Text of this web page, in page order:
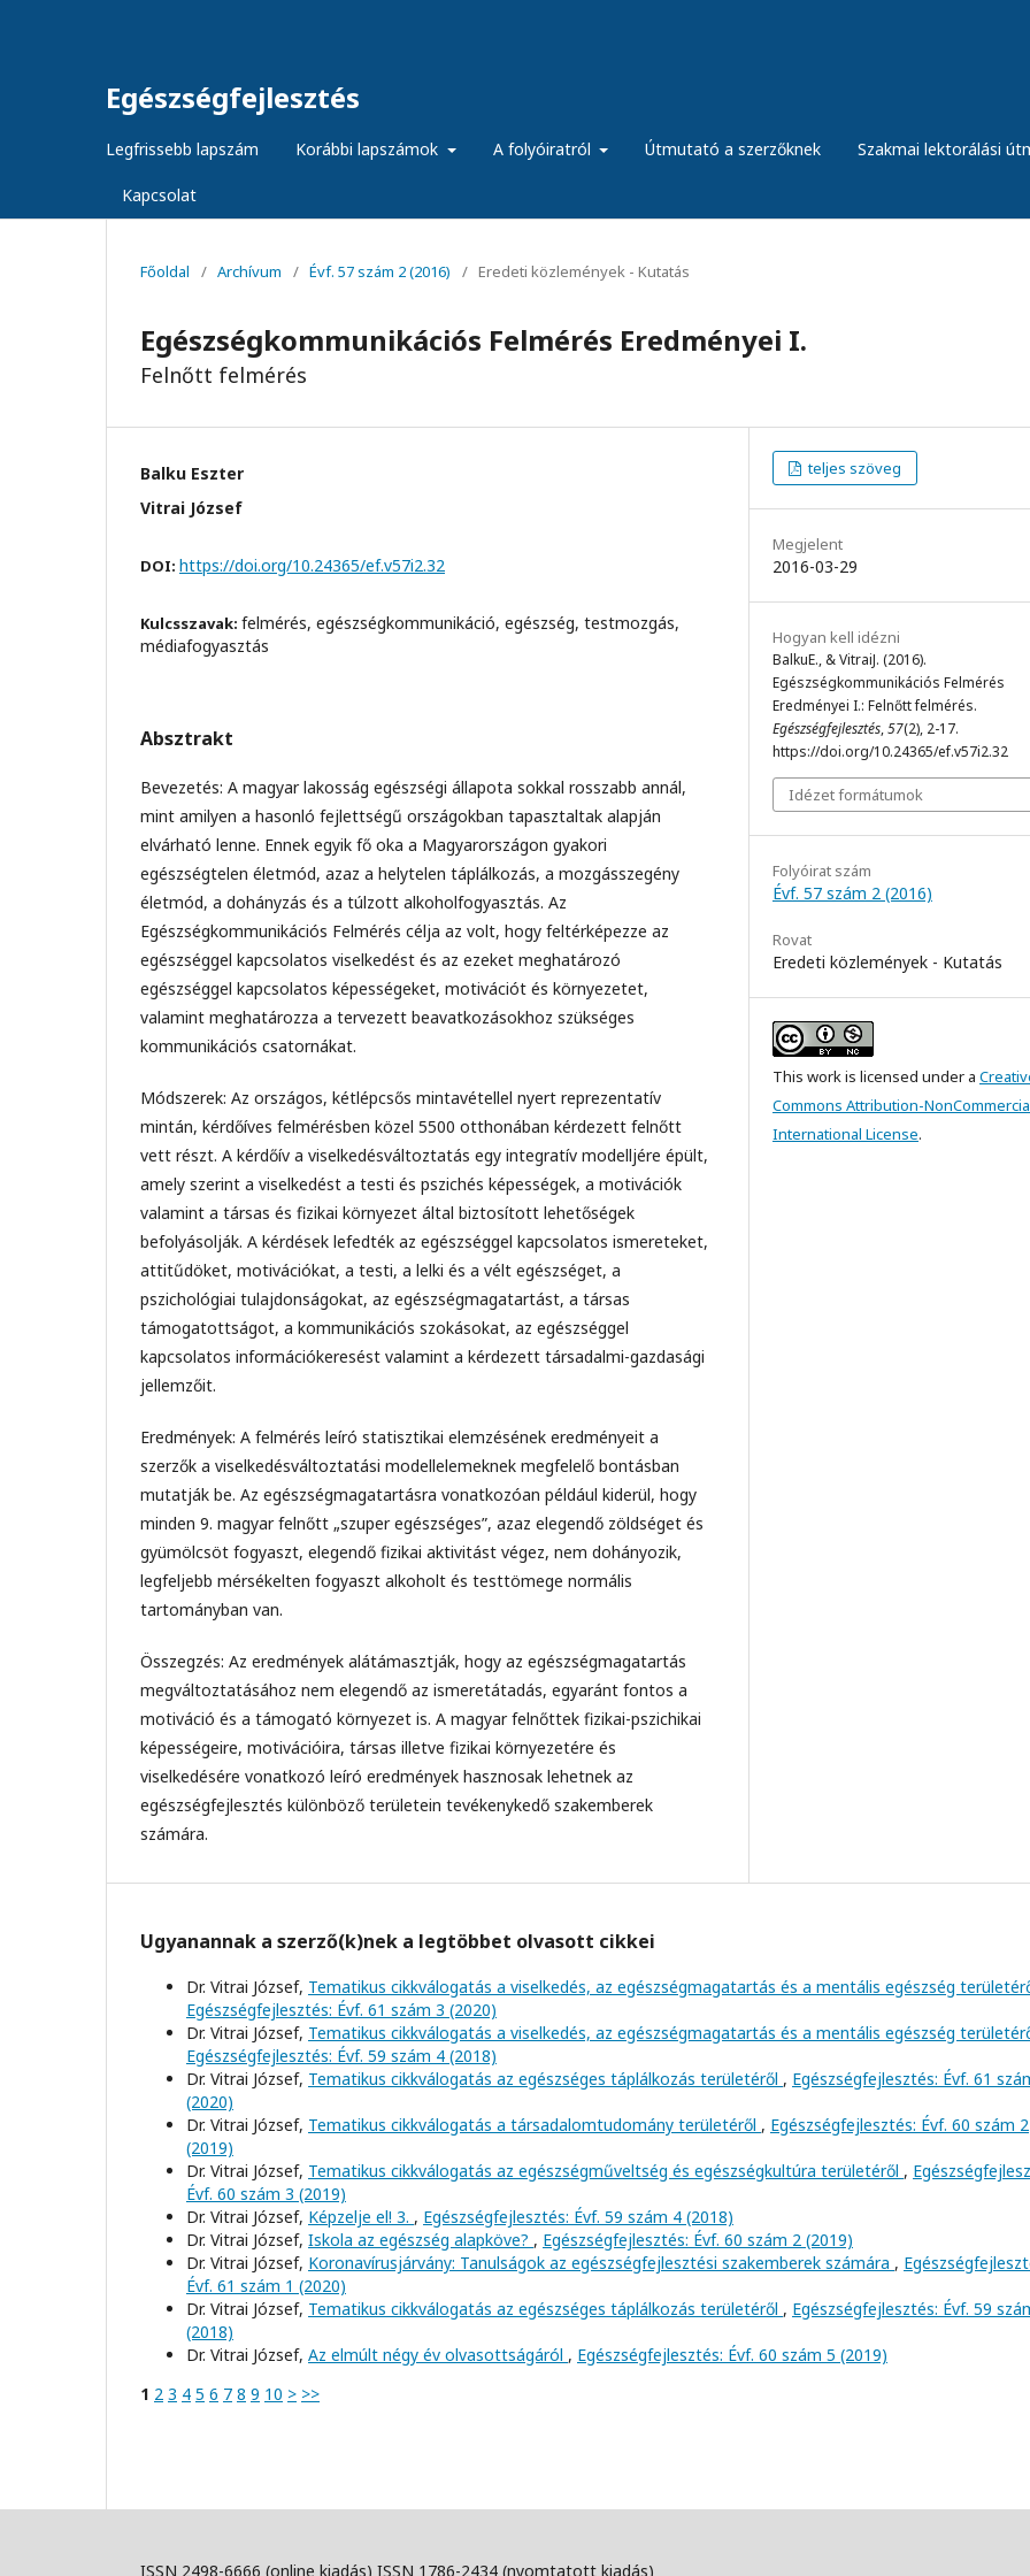
Egészségfejlesztés
Legfrissebb lapszám Korábbi lapszámok A folyóiratról Útmutató a szerzőknek Szakmai lektorálási
Kapcsolat
Főoldal / Archívum / Évf. 57 szám 2 (2016) / Eredeti közlemények - Kutatás
Egészségkommunikációs Felmérés Eredményei I.
Felnőtt felmérés
Balku Eszter
Vitrai József
DOI: https://doi.org/10.24365/ef.v57i2.32
Kulcsszavak: felmérés, egészségkommunikáció, egészség, testmozgás,
médiafogyasztás
Absztrakt
Bevezetés: A magyar lakosság egészségi állapota sokkal rosszabb annál,
mint amilyen a hasonló fejlettségű országokban tapasztaltak alapján
elvárható lenne. Ennek egyik fő oka a Magyarországon gyakori
egészségtelen életmód, azaz a helytelen táplálkozás, a mozgásszegény
életmód, a dohányzás és a túlzott alkoholfogyasztás. Az
Egészségkommunikációs Felmérés célja az volt, hogy feltérképezze az
egészséggel kapcsolatos viselkedést és az ezeket meghatározó
egészséggel kapcsolatos képességeket, motivációt és környezetet,
valamint meghatározza a tervezett beavatkozásokhoz szükséges
kommunikációs csatornákat.
Módszerek: Az országos, kétlépcsős mintavétellel nyert reprezentatív
mintán, kérdőíves felmérésben közel 5500 otthonában kérdezett felnőtt
vett részt. A kérdőív a viselkedésváltoztatás egy integratív modelljére épült,
amely szerint a viselkedést a testi és pszichés képességek, a motivációk
valamint a társas és fizikai környezet által biztosított lehetőségek
befolyásolják. A kérdések lefedték az egészséggel kapcsolatos ismereteket,
attitűdöket, motivációkat, a testi, a lelki és a vélt egészséget, a
pszichológiai tulajdonságokat, az egészségmagatartást, a társas
támogatottságot, a kommunikációs szokásokat, az egészséggel
kapcsolatos információkeresést valamint a kérdezett társadalmi-gazdasági
jellemzőit.
Eredmények: A felmérés leíró statisztikai elemzésének eredményeit a
szerzők a viselkedésváltoztatási modellelemeknek megfelelő bontásban
mutatják be. Az egészségmagatartásra vonatkozóan például kiderül, hogy
minden 9. magyar felnőtt „szuper egészséges”, azaz elegendő zöldséget és
gyümölcsöt fogyaszt, elegendő fizikai aktivitást végez, nem dohányozik,
legfeljebb mérsékelten fogyaszt alkoholt és testtömege normális
tartományban van.
Összegzés: Az eredmények alátámasztják, hogy az egészségmagatartás
megváltoztatásához nem elegendő az ismeretátadás, egyaránt fontos a
motiváció és a támogató környezet is. A magyar felnőttek fizikai-pszichikai
képességeire, motivációira, társas illetve fizikai környezetére és
viselkedésére vonatkozó leíró eredmények hasznosak lehetnek az
egészségfejlesztés különböző területein tevékenykedő szakemberek
számára.
teljes szöveg
Megjelent
2016-03-29
Hogyan kell idézni
BalkuE., & VitraiJ. (2016).
Egészségkommunikációs Felmérés
Eredményei I.: Felnőtt felmérés.
Egészségfejlesztés,57(2), 2-17.
https://doi.org/10.24365/ef.v57i2.32
Idézet formátumok
Folyóirat szám
Évf. 57 szám 2 (2016)
Rovat
Eredeti közlemények - Kutatás
This work is licensed under a
Commons Attribution-
International License.
Ugyanannak a szerző(k)nek a legtöbbet olvasott cikkei
Dr. Vitrai József, Tematikus cikkválogatás a viselkedés, az egészségmagatartás és a mentális egészség
Egészségfejlesztés: Évf. 61 szám 3 (2020)
Dr. Vitrai József, Tematikus cikkválogatás a viselkedés, az egészségmagatartás és a mentális egészség
Egészségfejlesztés: Évf. 59 szám 4 (2018)
Dr. Vitrai József, Tematikus cikkválogatás az egészséges táplálkozás területéről , Egészségfejlesztés: Évf. 61
(2020)
Dr. Vitrai József, Tematikus cikkválogatás a társadalomtudomány területéről , Egészségfejlesztés: Évf. 60 szám 2
(2019)
Dr. Vitrai József, Tematikus cikkválogatás az egészségműveltség és egészségkultúra területéről ,
Évf. 60 szám 3 (2019)
Dr. Vitrai József, Képzelje el! 3. , Egészségfejlesztés: Évf. 59 szám 4 (2018)
Dr. Vitrai József, Iskola az egészség alapköve? , Egészségfejlesztés: Évf. 60 szám 2 (2019)
Dr. Vitrai József, Koronavírusjárvány: Tanulságok az egészségfejlesztési szakemberek számára ,
Évf. 61 szám 1 (2020)
Dr. Vitrai József, Tematikus cikkválogatás az egészséges táplálkozás területéről , Egészségfejlesztés: Évf. 59
(2018)
Dr. Vitrai József, Az elmúlt négy év olvasottságáról , Egészségfejlesztés: Évf. 60 szám 5 (2019)
1 2 3 4 5 6 7 8 9 10 > >>
ISSN 2498-6666 (online kiadás) ISSN 1786-2434 (nyomtatott kiadás)